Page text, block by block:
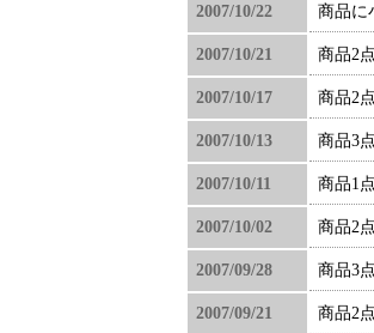
2007/10/22 商品に
2007/10/21 商品2
2007/10/17 商品2
2007/10/13 商品3
2007/10/11 商品1
2007/10/02 商品2
2007/09/28 商品3
2007/09/21 商品2